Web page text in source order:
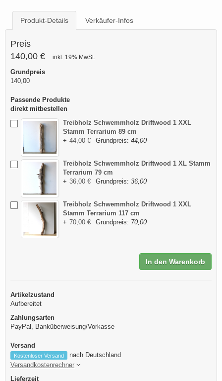
Produkt-Details Verkäufer-Infos
Preis
140,00 €
inkl. 19% MwSt.
Grundpreis
140,00
Passende Produkte
direkt mitbestellen
Treibholz Schwemmholz Driftwood 1 XXL
Stamm Terrarium 89 cm
+ 44,00 € Grundpreis: 44,00
Treibholz Schwemmholz Driftwood 1 XL Stamm
Terrarium 79 cm
+ 36,00 € Grundpreis: 36,00
Treibholz Schwemmholz Driftwood 1 XXL
Stamm Terrarium 117 cm
+ 70,00 € Grundpreis: 70,00
In den Warenkorb
Artikelzustand
Aufbereitet
Zahlungsarten
PayPal, Banküberweisung/Vorkasse
Versand
Kostenloser Versand
nach Deutschland
Versandkostenrechner
Lieferzeit